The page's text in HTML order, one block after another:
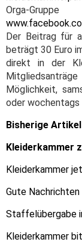
Orga-
Der Beitrag für
beträgt 30 Euro
direkt in der
Möglichkeit,
oder wochentags
Bisherige
Kleiderkammer
Kleiderkammer
Gute
Staffelübergabe
Kleiderkammer